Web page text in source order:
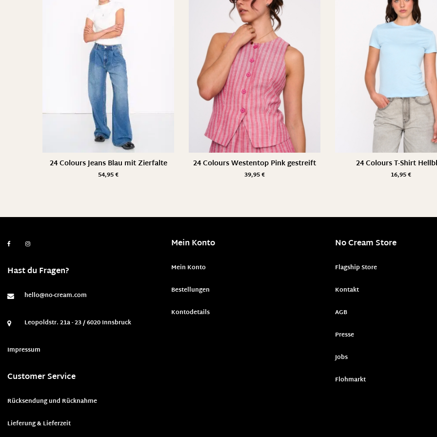
24 Colours Jeans Blau mit Zierfalte
54,95€
24 Colours Westentop Pink gestreift
39,95€
24 Colours T-Shirt
16,95€
Hast du Fragen?
hello@no-cream.com
Leopoldstr. 21a - 23 / 6020 Innsbruck
Impressum
Customer Service
Rücksendung und Rücknahme
Lieferung & Lieferzeit
Mein Konto
Mein Konto
Bestellungen
Kontodetails
No Cream Store
Flagship Store
Kontakt
AGB
Presse
Jobs
Flohmarkt